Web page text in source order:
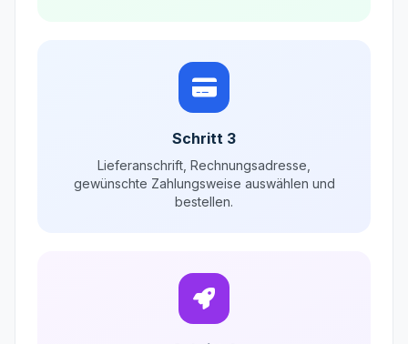
Schritt 3
Lieferanschrift, Rechnungsadresse,
gewünschte Zahlungsweise auswählen und
bestellen.